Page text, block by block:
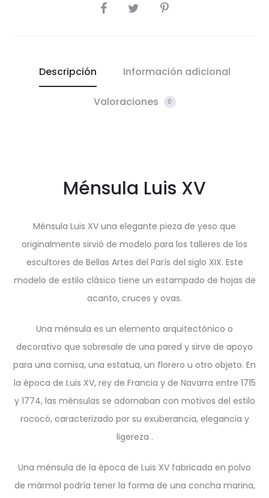
COMPARTIR
Descripción Información adicional
Valoraciones 0
Ménsula Luis XV
Ménsula Luis XV una elegante pieza de yeso que
originalmente sirvió de modelo para los talleres de los
escultores de Bellas Artes del París del siglo XIX. Este
modelo de estilo clásico tiene un estampado de hojas de
acanto, cruces y ovas.
Una ménsula es un elemento arquitectónico o
decorativo que sobresale de una pared y sirve de apoyo
para una cornisa, una estatua, un florero u otro objeto. En
la época de Luis XV, rey de Francia y de Navarra entre 1715
y 1774, las ménsulas se adornaban con motivos del estilo
rococó, caracterizado por su exuberancia, elegancia y
ligereza .
Una ménsula de la época de Luis XV fabricada en polvo
de mármol podría tener la forma de una concha marina,